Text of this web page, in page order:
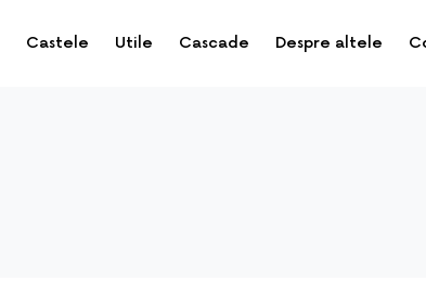
Castele Utile Cascade Despre altele